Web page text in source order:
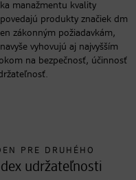
manažmentu kvality
produkty značiek dm
zákonným požiadavkám,
vyhovujú aj najvyšším
na bezpečnosť, účinnosť
PRE DRUHÉHO
udržateľnosti